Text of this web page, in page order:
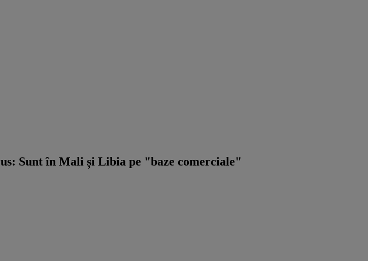
Sunt în Mali și Libia pe "baze comerciale"